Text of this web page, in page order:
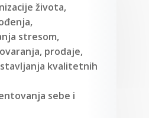
života,
stresom,
prodaje,
kvalitetnih
sebe i